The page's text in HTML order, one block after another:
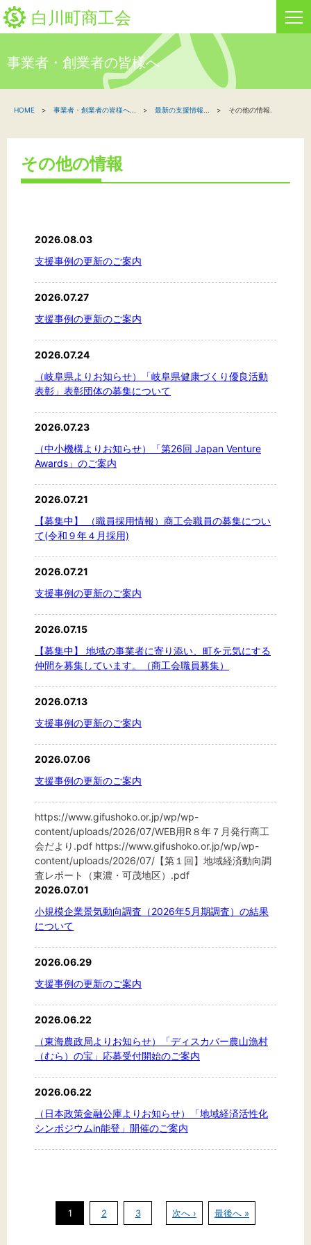
白川町商工会
新着情報
関係機関の方へ
「しらか」白川町地域ポイント通貨
標準 拡大
事業者・創業者の皆様へ
HOME 事業者・創業者の皆様へ 最新の支援情報 その他の情報.
その他の情報
2026.08.03
支援事例の更新のご案内
2026.07.27
支援事例の更新のご案内
2026.07.24
（岐阜県よりお知らせ）「岐阜県健康づくり優良活動
表彰」表彰団体の募集について
2026.07.23
（中小機構よりお知らせ）「第26回 Japan Venture
Awards」のご案内
2026.07.21
【募集中】 （職員採用情報）商工会職員の募集につい
て(令和９年４月採用)
2026.07.21
支援事例の更新のご案内
2026.07.15
【募集中】 地域の事業者に寄り添い、町を元気にする
仲間を募集しています。（商工会職員募集）
2026.07.13
支援事例の更新のご案内
2026.07.06
支援事例の更新のご案内
https://www.gifushoko.or.jp/wp/wp-
content/uploads/2026/07/WEB用R８年７月発行商工
会だより.pdf https://www.gifushoko.or.jp/wp/wp-
content/uploads/2026/07/【第１回】地域経済動向調
査レポート（東濃・可茂地区）.pdf
2026.07.01
小規模企業景気動向調査（2026年5月期調査）の結果
について
2026.06.29
支援事例の更新のご案内
2026.06.22
（東海農政局よりお知らせ）「ディスカバー農山漁村
（むら）の宝」応募受付開始のご案内
2026.06.22
（日本政策金融公庫よりお知らせ）「地域経済活性化
シンポジウムin能登」開催のご案内
1 2 3 次へ › 最後へ »